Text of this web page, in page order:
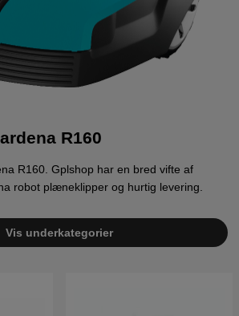
R160
R160. Gplshop har en bred vifte af
robot plæneklipper og hurtig levering.
Vis underkategorier